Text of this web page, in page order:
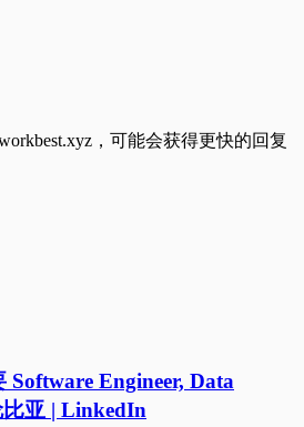
，可能会获得更快的回复
Engineer, Data
亚 | LinkedIn